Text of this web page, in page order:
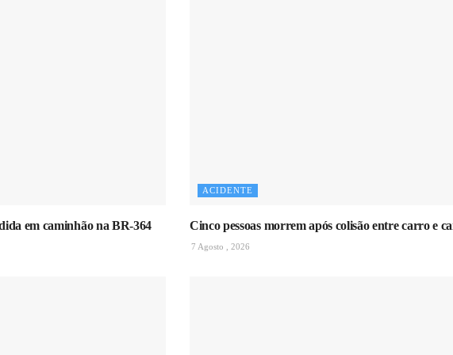
em caminhão na BR-364
ACIDENTE
Cinco pessoas morrem após colisão entre carro e
7 Agosto , 2026